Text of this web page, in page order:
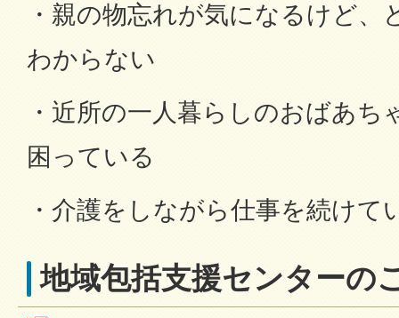
・親の物忘れが気になるけど
わからない
・近所の一人暮らしのおばあち
困っている
・介護をしながら仕事を続けて
地域包括支援センターの